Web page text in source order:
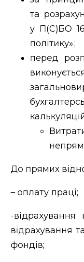
та
у П(С)БО
політику»;
перед
До прямих
– оплату праці;
-відрахування
відрахування
фондів;